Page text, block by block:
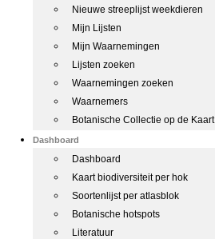
Nieuwe streeplijst weekdieren
Mijn Lijsten
Mijn Waarnemingen
Lijsten zoeken
Waarnemingen zoeken
Waarnemers
Botanische Collectie op de Kaart
Dashboard
Dashboard
Kaart biodiversiteit per hok
Soortenlijst per atlasblok
Botanische hotspots
Literatuur